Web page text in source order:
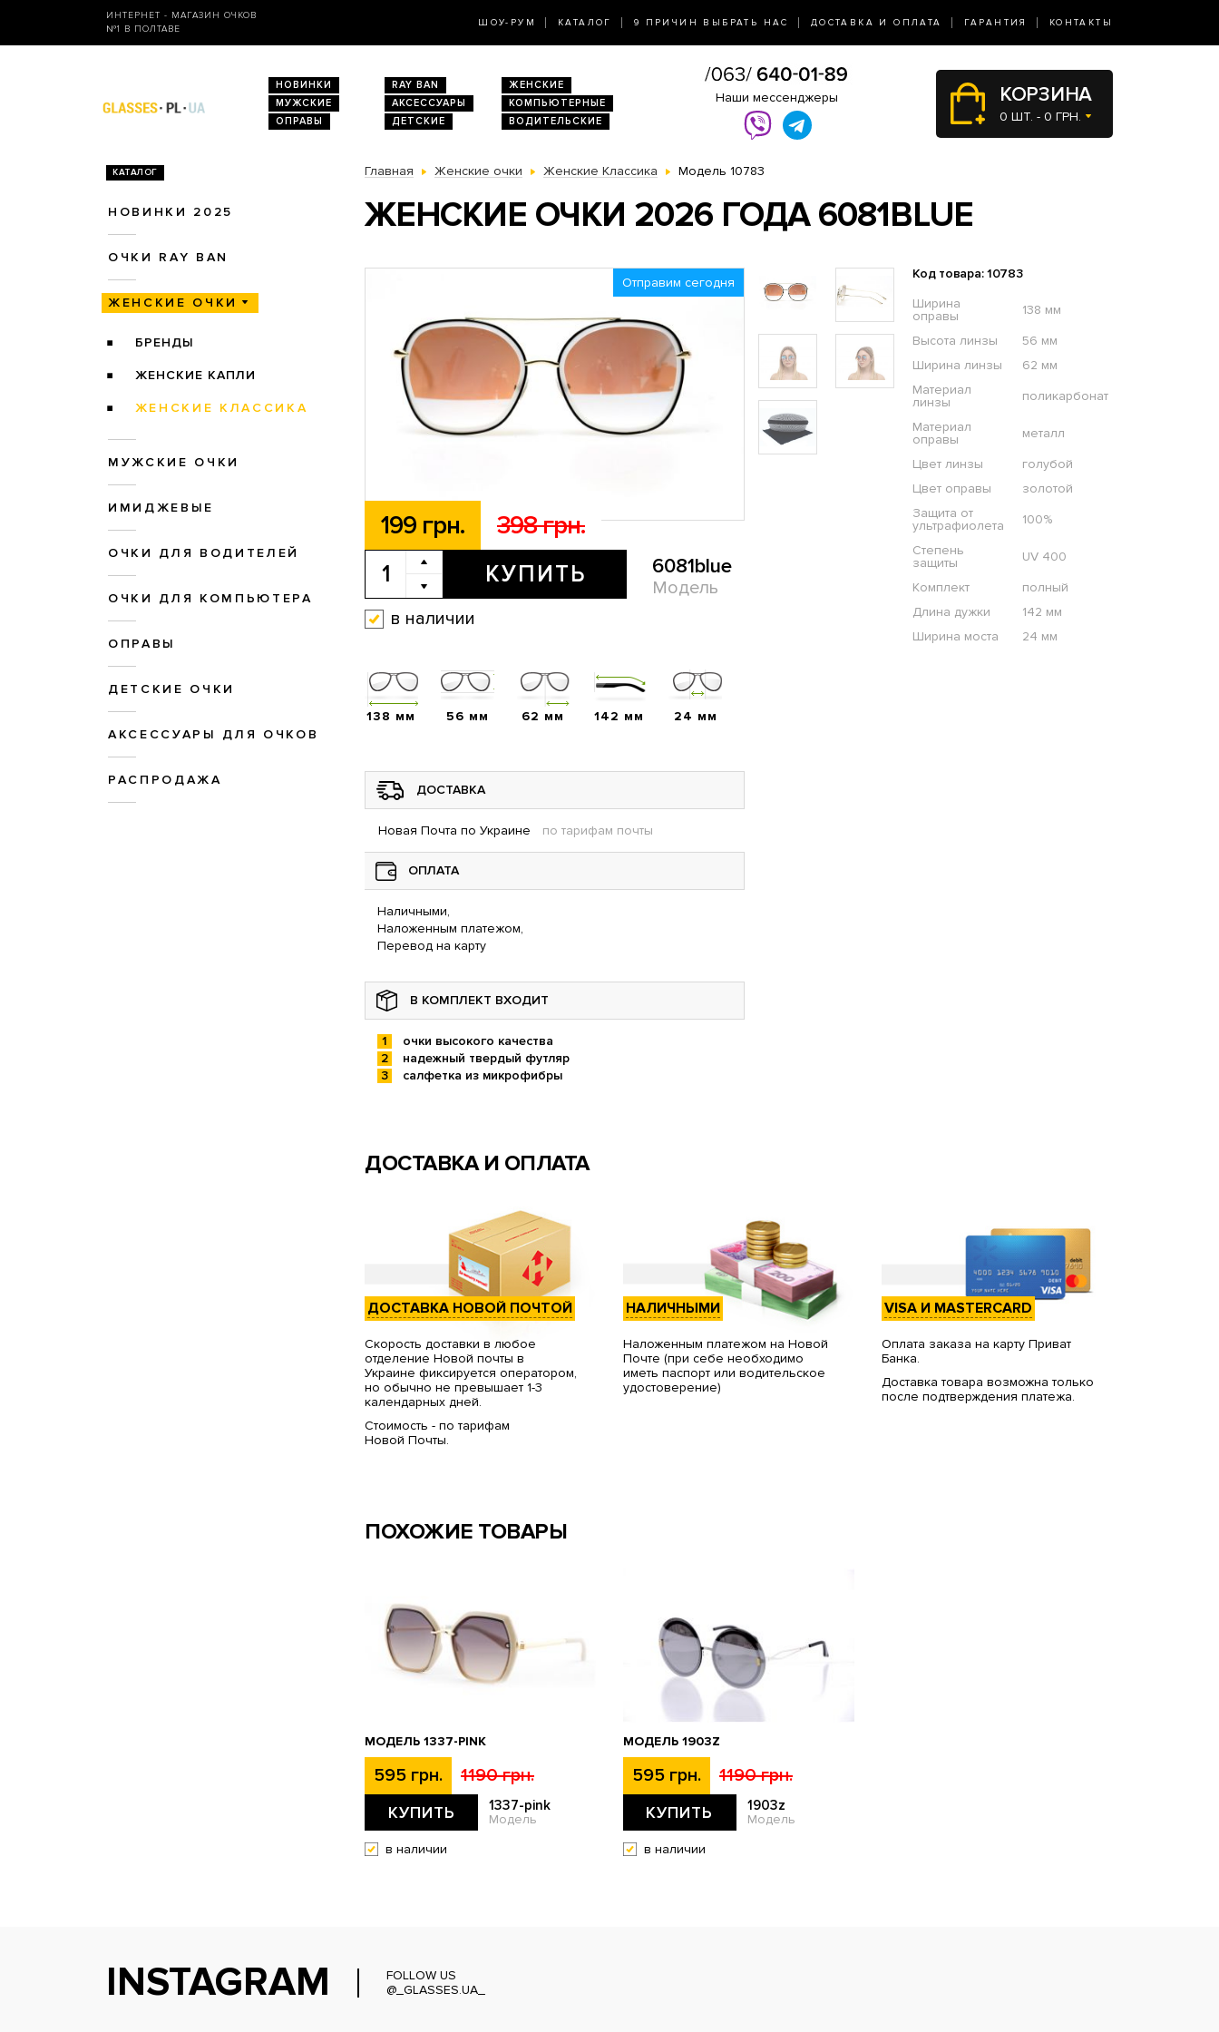
ИНТЕРНЕТ - МАГАЗИН ОЧКОВ
№1 В ПОЛТАВЕ
ШОУ-РУМ КАТАЛОГ 9 ПРИЧИН ВЫБРАТЬ НАС ДОСТАВКА И ОПЛАТА ГАРАНТИЯ КОНТАКТЫ
НОВИНКИ RAY BAN
ЖЕНСКИЕ
МУЖСКИЕ
АКСЕССУАРЫ
КОМПЬЮТЕРНЫЕ
ОПРАВЫ
ДЕТСКИЕ ВОДИТЕЛЬСКИЕ
Наши мессенджеры КОРЗИНА
0 ШТ. - 0 ГРН.
КАТАЛОГ
НОВИНКИ 2025
ОЧКИ RAY BAN
ЖЕНСКИЕ ОЧКИ
БРЕНДЫ
ЖЕНСКИЕ КАПЛИ
ЖЕНСКИЕ КЛАССИКА
МУЖСКИЕ ОЧКИ
ИМИДЖЕВЫЕ
ОЧКИ ДЛЯ ВОДИТЕЛЕЙ
ОЧКИ ДЛЯ КОМПЬЮТЕРА
ОПРАВЫ
ДЕТСКИЕ ОЧКИ
АКСЕССУАРЫ ДЛЯ ОЧКОВ
РАСПРОДАЖА
Главная Женские очки Женские Классика Модель 10783
ЖЕНСКИЕ ОЧКИ 2026 ГОДА 6081BLUE
Отправим сегодня
199 грн. 398 грн.
КУПИТЬ 6081blue
Модель
в наличии
Код товара: 10783
Ширина
оправы
138 мм
Высота линзы
56 мм
Ширина линзы
62 мм
Материал
линзы
поликарбонат
Материал
оправы
металл
Цвет линзы
голубой
Цвет оправы
золотой
Защита от
ультрафиолета
100%
Степень
защиты
UV 400
Комплект
полный
Длина дужки
142 мм
Ширина моста
24 мм
138 мм 56 мм 62 мм 142 мм 24 мм
ДОСТАВКА
Новая Почта по Украине по тарифам почты
ОПЛАТА
Наличными,
Наложенным платежом,
Перевод на карту
В КОМПЛЕКТ ВХОДИТ
очки высокого качества
надежный твердый футляр
салфетка из микрофибры
ДОСТАВКА И ОПЛАТА
ДОСТАВКА НОВОЙ ПОЧТОЙ
Скорость доставки в любое
отделение Новой почты в
Украине фиксируется оператором,
но обычно не превышает 1-3
календарных дней.
Стоимость - по тарифам
Новой Почты.
НАЛИЧНЫМИ
Наложенным платежом на Новой
Почте (при себе необходимо
иметь паспорт или водительское
удостоверение)
VISA И MASTERCARD
Оплата заказа на карту Приват
Банка.
Доставка товара возможна только
после подтверждения платежа.
ПОХОЖИЕ ТОВАРЫ
МОДЕЛЬ 1337-PINK
595 грн. 1190 грн.
КУПИТЬ 1337-pink
Модель
в наличии
МОДЕЛЬ 1903Z
595 грн. 1190 грн.
КУПИТЬ 1903z
Модель
в наличии
INSTAGRAM
FOLLOW US
@_GLASSES.UA_